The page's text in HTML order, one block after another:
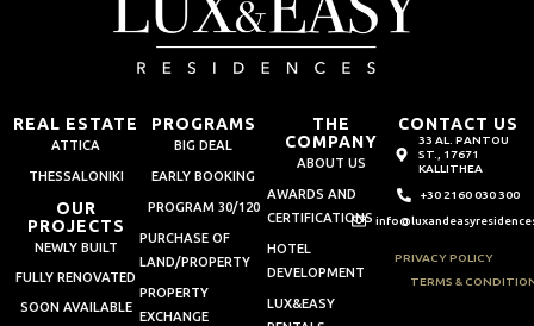
REAL ESTATE
ATTICA
THESSALONIKI
OUR
PROJECTS
NEWLY BUILT
FULLY RENOVATED
SOON AVAILABLE
PROGRAMS
BIG DEAL
EARLY BOOKING
PROGRAM 30/120
PURCHASE OF
LAND/PROPERTY
PROPERTY
EXCHANGE
THE
COMPANY
ABOUT US
AWARDS AND
CERTIFICATIONS
HOTEL
DEVELOPMENT
LUX&EASY
CONTACT US
33 AL. PANTOU
ST., 17671
KALLITHEA
+30 2160 030 300
PRIVACY POLICY
TERMS &